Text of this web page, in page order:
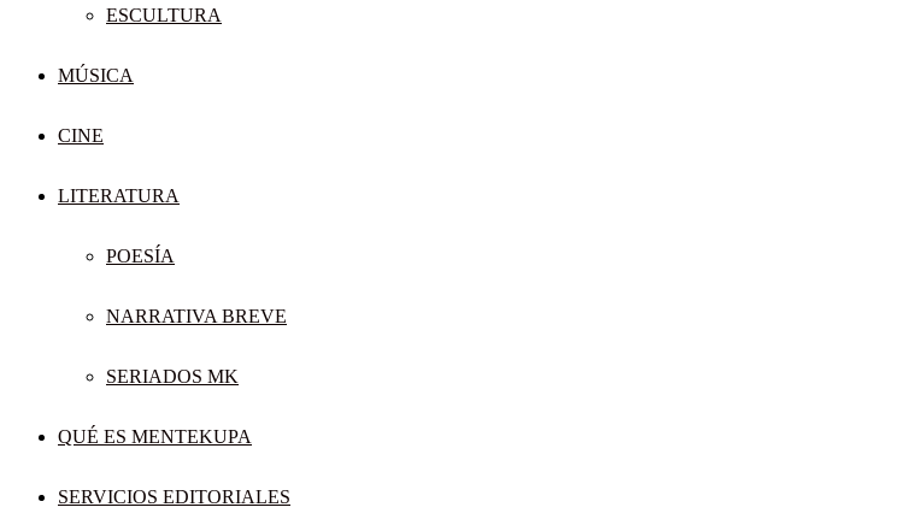
ESCULTURA
MÚSICA
CINE
LITERATURA
POESÍA
NARRATIVA BREVE
SERIADOS MK
QUÉ ES MENTEKUPA
SERVICIOS EDITORIALES